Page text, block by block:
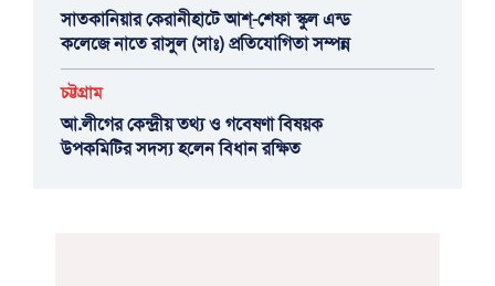
সাতকানিয়ার কেরানীহাটে আশ্-শেফা স্কুল এন্ড
কলেজে নাতে রাসুল (সাঃ) প্রতিযোগিতা সম্পন্ন
চট্টগ্রাম
আ.লীগের কেন্দ্রীয় তথ্য ও গবেষণা বিষয়ক
উপকমিটির সদস্য হলেন বিধান রক্ষিত